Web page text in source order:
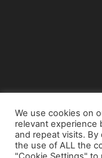
©
We use cookies on
relevant experience
and repeat visits. By
the use of ALL the